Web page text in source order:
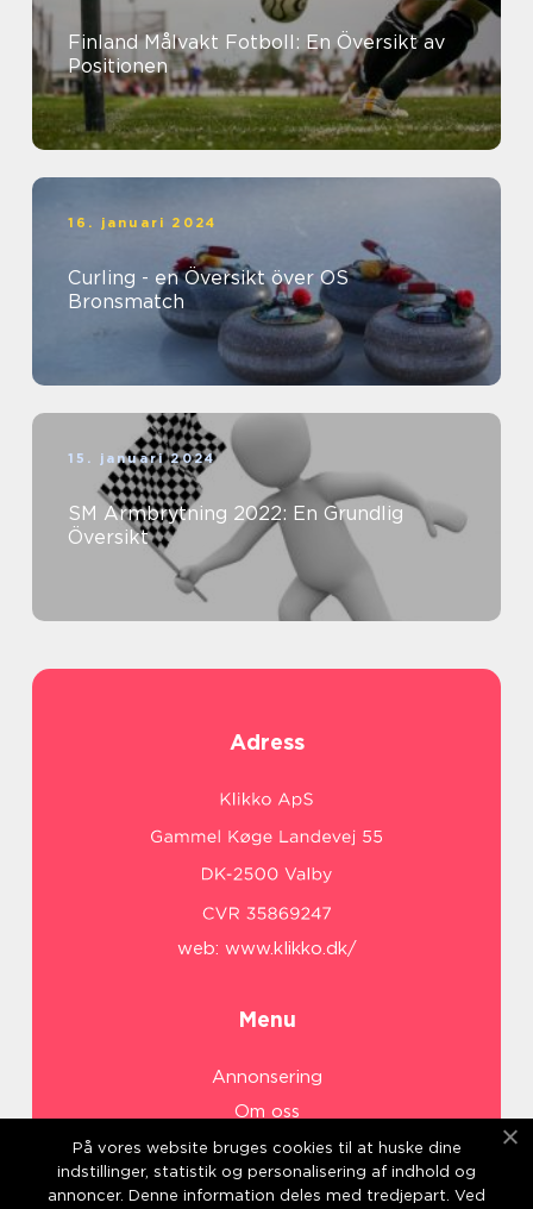
Finland Målvakt Fotboll: En Översikt av
Positionen
16. januari 2024
Curling - en Översikt över OS
Bronsmatch
15. januari 2024
SM Armbrytning 2022: En Grundlig
Översikt
Adress
web: www.klikko.dk/
Menu
Annonsering
Om oss
Cookies
Kontakta oss
På vores website bruges cookies til at huske dine
indstillinger, statistik og personalisering af indhold og
annoncer. Denne information deles med tredjepart. Ved